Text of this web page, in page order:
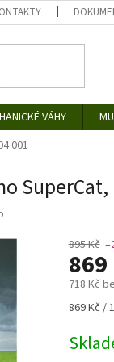
VÁHY
001
SuperCat,
895 Kč
869
718 Kč
Měrná
869 Kč /